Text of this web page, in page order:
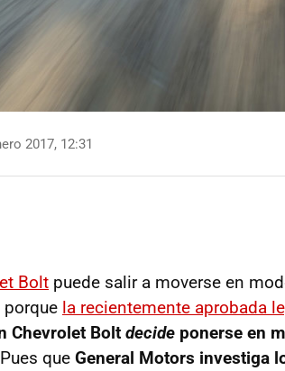
2017, 12:31
Bolt puede salir a moverse en
porque la recientemente aprobada
Chevrolet Bolt decide ponerse en
que General Motors investiga